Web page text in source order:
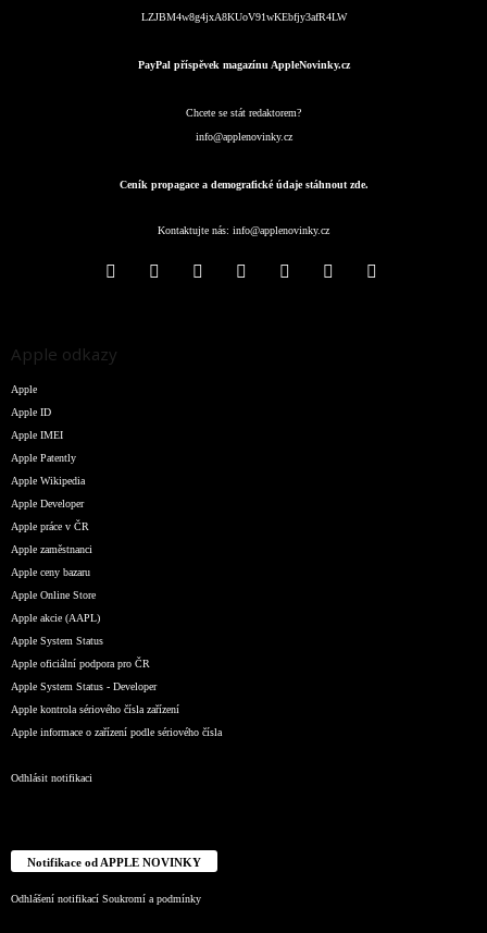
LZJBM4w8g4jxA8KUoV91wKEbfjy3afR4LW
PayPal příspěvek magazínu AppleNovinky.cz
Chcete se stát redaktorem?
info@applenovinky.cz
Ceník propagace a demografické údaje stáhnout zde.
Kontaktujte nás: info@applenovinky.cz
Apple odkazy
Apple
Apple ID
Apple IMEI
Apple Patently
Apple Wikipedia
Apple Developer
Apple práce v ČR
Apple zaměstnanci
Apple ceny bazaru
Apple Online Store
Apple akcie (AAPL)
Apple System Status
Apple oficiální podpora pro ČR
Apple System Status - Developer
Apple kontrola sériového čísla zařízení
Apple informace o zařízení podle sériového čísla
Odhlásit notifikaci
Notifikace od APPLE NOVINKY
Odhlášení notifikací Soukromí a podmínky